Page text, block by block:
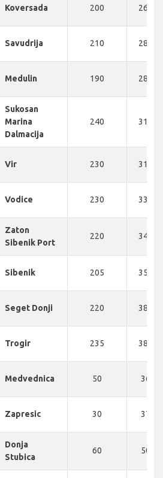
Koversada 200 263
Savudrija 210 280
Medulin 190 285
Sukosan
Marina
Dalmacija
240 310
Vir 230 312
Vodice 230 334
Zaton
Sibenik Port
220 340
Sibenik 205 351
Seget Donji 220 382
Trogir 235 389
Medvednica 50 36
Zapresic 30 37
Donja
Stubica
60 50